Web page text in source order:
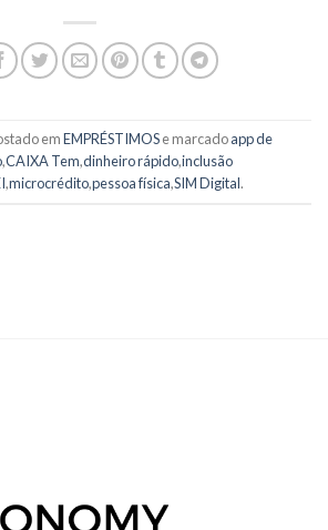
emEMPRÉSTIMOSe marcadoapp de
,CAIXA Tem,dinheiro rápido,inclusão
,microcrédito,pessoa física,SIM Digital.